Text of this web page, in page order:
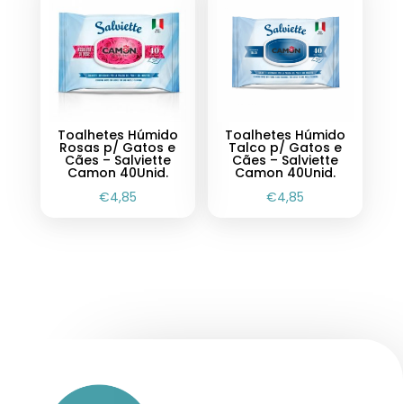
Toalhetes Húmido
Rosas p/ Gatos e
Cães – Salviette
Camon 40Unid.
€4,85
Toalhetes Húmido
Talco p/ Gatos e
Cães – Salviette
Camon 40Unid.
€4,85